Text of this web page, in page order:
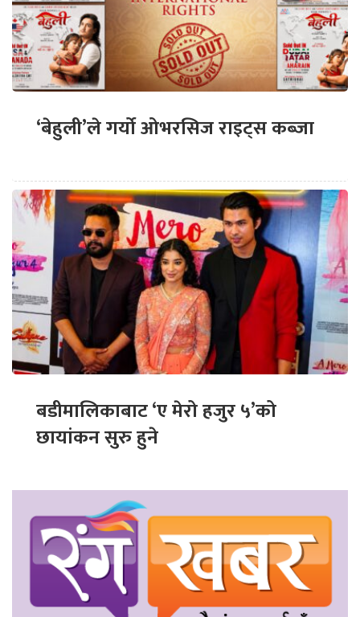
‘बेहुली’ले गर्यो ओभरसिज राइट्स कब्जा
बडीमालिकाबाट ‘ए मेरो हजुर ५’को
छायांकन सुरु हुने